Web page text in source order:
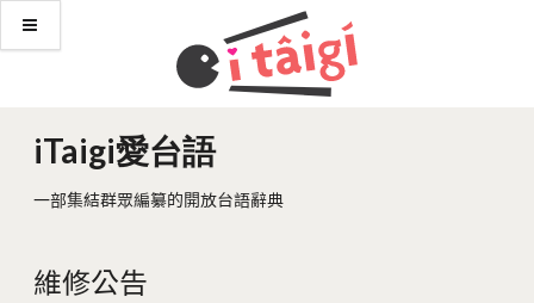
iTaigi愛台語
一部集結群眾編纂的開放台語辭典
維修公告